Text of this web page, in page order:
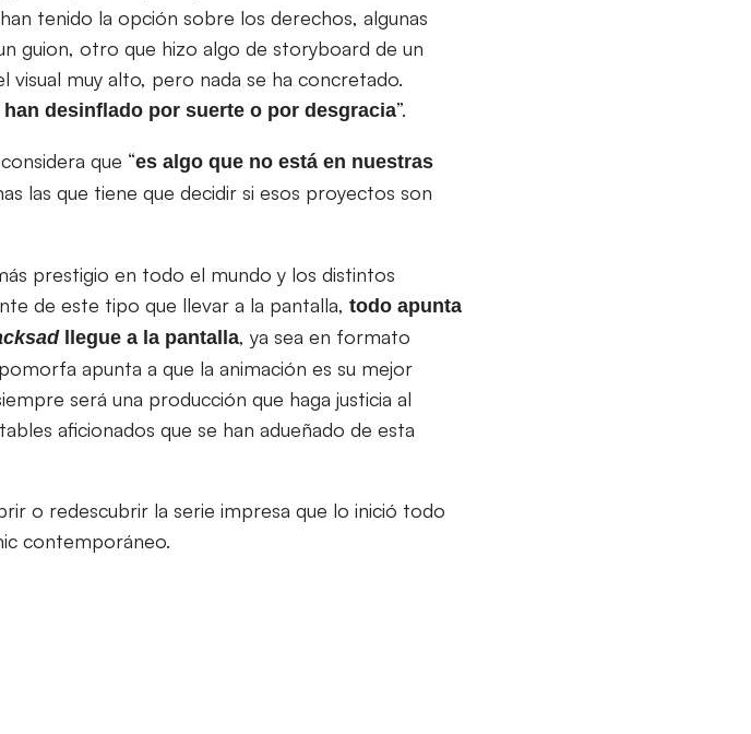
tenido la opción sobre los derechos, algunas
guion, otro que hizo algo de storyboard de un
muy alto, pero nada se ha concretado.
desinflado por suerte o por desgracia”.
que “es algo que no está en nuestras
las que tiene que decidir si esos proyectos son
prestigio en todo el mundo y los distintos
de este tipo que llevar a la pantalla, todo apunta
llegue a la pantalla, ya sea en formato
apunta a que la animación es su mejor
será una producción que haga justicia al
aficionados que se han adueñado de esta
o redescubrir la serie impresa que lo inició todo
contemporáneo.